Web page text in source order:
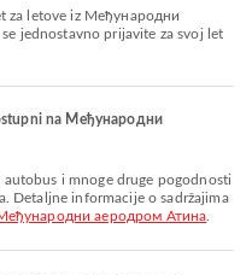
jednostavno prijavite za svoj let
na Међународни
Detaljne informacije o sadržajima
аеродром Атина